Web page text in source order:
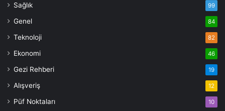
Sağlık 99
Genel 84
Teknoloji 82
Ekonomi 46
Gezi Rehberi 19
Alışveriş 12
Püf Noktaları 10